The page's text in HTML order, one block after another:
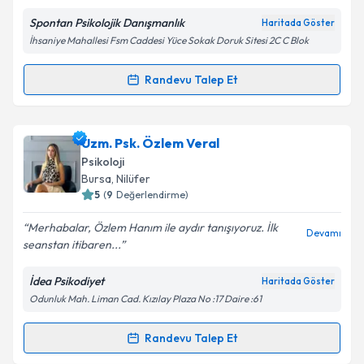
Kişisel verilerimin işlenmesine ilişkin
Aydınlatma
Metni'ni okudum ve kişisel verilerimin belirtilen
kapsamda işlenmesini kabul ediyorum.
Spontan Psikolojik Danışmanlık Haritada Göster
İhsaniye Mahallesi Fsm Caddesi Yüce Sokak Doruk Sitesi 2C C Blok
Randevu Talep Et
Randevu Takvimi Talebi
Uzm. Psk. Birsel Kanatiçin randevu takvimi talebi
oluşturun. Size bu uzmandan randevu almanız için bir
takvim hazırlandığında e-posta ile bilgilendireceğiz.
Kişisel verilerimin işlenmesine ilişkin
Aydınlatma
Metni'ni okudum ve kişisel verilerimin belirtilen
kapsamda işlenmesini kabul ediyorum.
Uzm. Psk. Özlem Veral
Psikoloji
Bursa, Nilüfer
5 (9 Değerlendirme)
Merhabalar, Özlem Hanım ile aydır tanışıyoruz. İlk
seanstan itibaren...
Devamı
İdea Psikodiyet Haritada Göster
Odunluk Mah. Liman Cad. Kızılay Plaza No :17 Daire :61
Randevu Talep Et
Randevu Takvimi Talebi